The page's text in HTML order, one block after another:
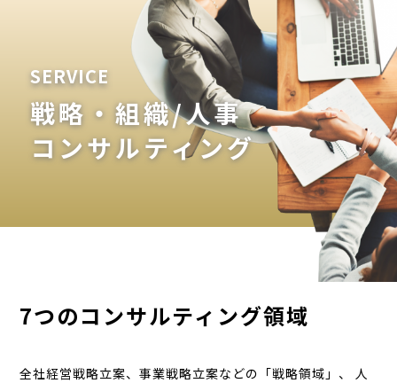
SERVICE
戦略・組織/人事
コンサルティング
7つのコンサルティング領域
全社経営戦略立案、事業戦略立案などの「戦略領域」、 人